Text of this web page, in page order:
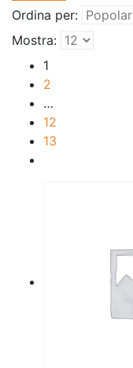
Ordina per:
Mostra:
1
2
…
12
13